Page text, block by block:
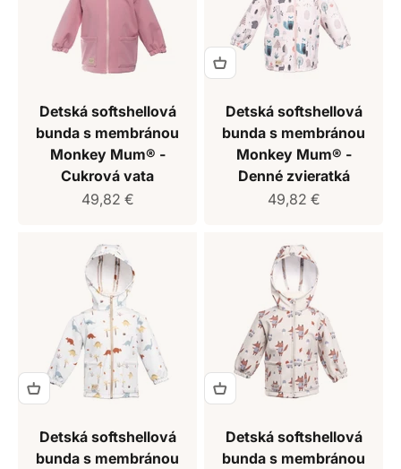
Detská softshellová
bunda s membránou
Monkey Mum® -
Cukrová vata
Predajná cena
49,82 €
Detská softshellová
bunda s membránou
Monkey Mum® -
Denné zvieratká
Predajná cena
49,82 €
Detská softshellová
bunda s membránou
Detská softshellová
bunda s membránou